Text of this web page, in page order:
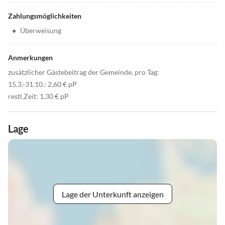
Zahlungsmöglichkeiten
• Überweisung
Anmerkungen
zusätzlicher Gästebeitrag der Gemeinde, pro Tag:
15.3.-31.10.: 2,60 € pP
restl.Zeit: 1,30 € pP
Lage
Lage der Unterkunft anzeigen